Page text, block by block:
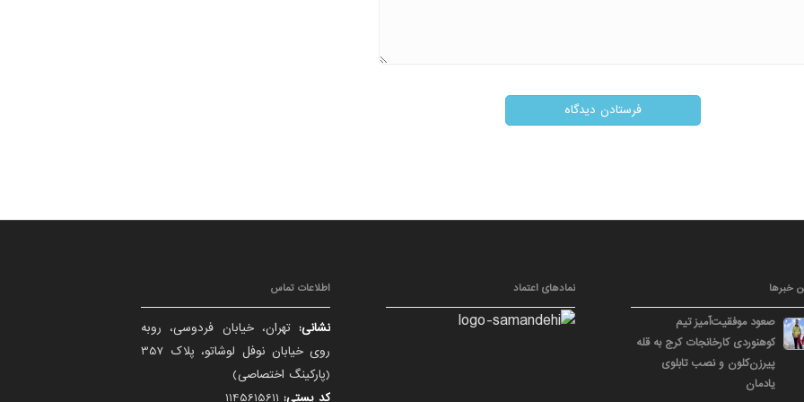
خبرها
صعود موفقیت‌آمیز تیم
کوهنوردی کارخانجات کرج به قله
پیرزن‌کلون و نصب تابلوی
یادمان
نمادهای اعتماد اطلاعات تماس
نشانی: تهران، خیابان فردوسی، روبه
روی خیابان نوفل لوشاتو، پلاک 357
(پارکینگ اختصاصی)
کد پستی: